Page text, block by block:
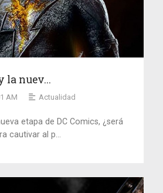
la nuev...
AM Actualidad
etapa de DC Comics, ¿será
cautivar al p...